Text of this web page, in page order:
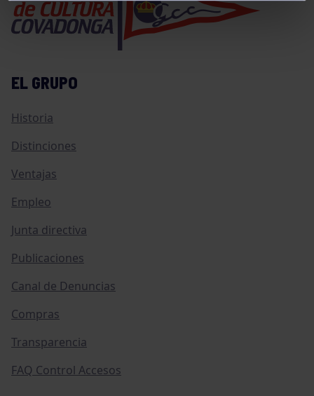
EL GRUPO
Historia
Distinciones
Ventajas
Empleo
Junta directiva
Publicaciones
Canal de Denuncias
Compras
Transparencia
FAQ Control Accesos